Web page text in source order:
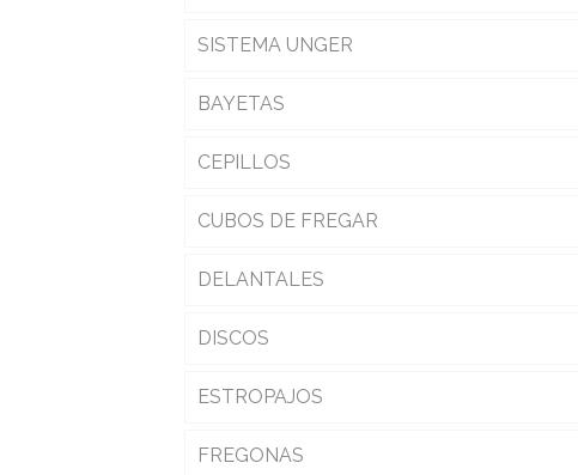
SISTEMA UNGER
BAYETAS
CEPILLOS
CUBOS DE FREGAR
DELANTALES
DISCOS
ESTROPAJOS
FREGONAS